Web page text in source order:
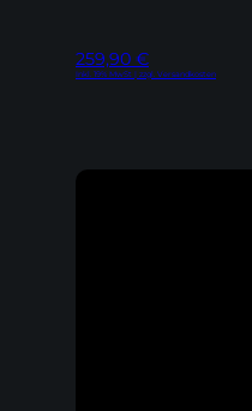
259,90 €
Inkl. 19% MwSt | zzgl. Versandkosten